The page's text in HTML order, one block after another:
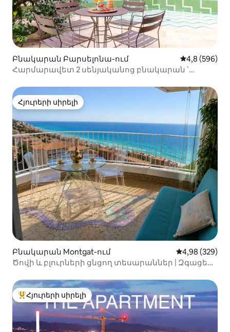
Բնակարան Բարսելոնա-ում Միջին
4,8 (596)
Հարմարավետ 2 սենյականոց բնակարան ՝
Հյուրերի սիրելի
Հյուրերի սիրելի
Բնակարան Montgat-ում Միջին
4,98 (329)
Ծովի և բլուրների ցնցող տեսարաններ | Զգացեք
Հյուրերի սիրելի լավագույն տները
Հյուրերի սիրելի